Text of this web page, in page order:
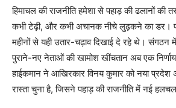
हिमाचल की राजनीति हमेशा से पहाड़ की ढलानों की
कभी टेढ़ी, और कभी अचानक नीचे लुढ़कने का डर।
महीनों से यही उतार-चढ़ाव दिखाई दे रहे थे। संगठन
पुराने-नए नेताओं की खामोश खींचतान अब एक
हाईकमान ने आखिरकार विनय कुमार को नया प्रदेश
रास्ता चुना है, जिसने पहाड़ की राजनीति में नई